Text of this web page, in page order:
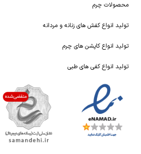
محصولات چرم
تولید انواع کفش های زنانه و مردانه
تولید انواع کاپشن های چرم
تولید انواع کفی های طبی